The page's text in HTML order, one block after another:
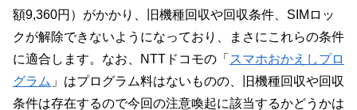
額9,360円）がかかり、旧機種回収や回収条件、SIMロッ
クが解除できないようになっており、まさにこれらの条件
に適合します。なお、NTTドコモの「 スマホおかえしプロ
グラム 」はプログラム料はないものの、旧機種回収や回収
条件は存在するので今回の注意喚起に該当するかどうかは